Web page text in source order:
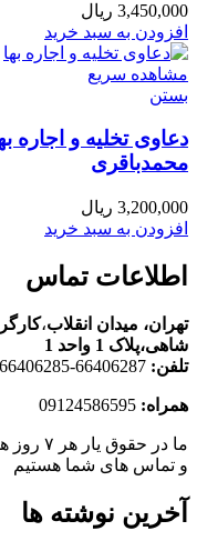
3,450,000 ریال
افزودن به سبد خرید
مشاهده سریع
بستن
دعاوی تخلیه و اجاره
محمدباقری
3,200,000 ریال
افزودن به سبد خرید
اطلاعات تماس
تهران، ميدان انقلاب،
شاهی،پلاک 1 واحد 1
تلفن: 66406287-66406285-021
همراه:
و تماس های شما هستیم
آخرین نوشته ها